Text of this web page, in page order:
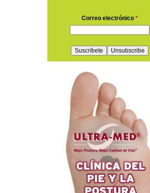
Correo electrónico *